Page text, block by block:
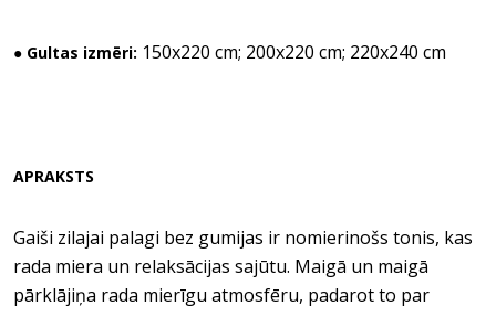
● Gultas izmēri: 150x220 cm; 200x220 cm; 220x240 cm
APRAKSTS
Gaiši zilajai palagi bez gumijas ir nomierinošs tonis, kas
rada miera un relaksācijas sajūtu. Maigā un maigā
pārklājiņa rada mierīgu atmosfēru, padarot to par